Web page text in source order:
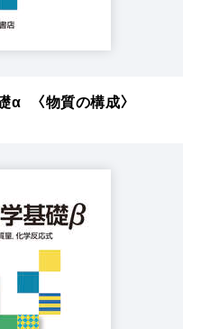
α 〈物質の構成〉